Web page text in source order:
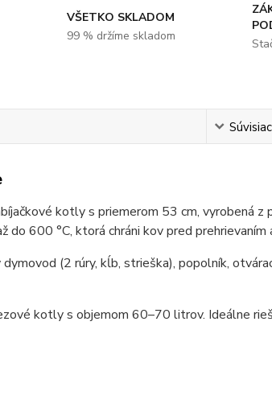
VŠETKO SKLADOM
99 % držíme skladom
kotly s priemerom 53 cm, vyrobená z
do 600 °C, ktorá chráni kov pred prehrievaním
(2 rúry, kĺb, strieška), popolník,
kotly s objemom 60–70 litrov. Ideálne